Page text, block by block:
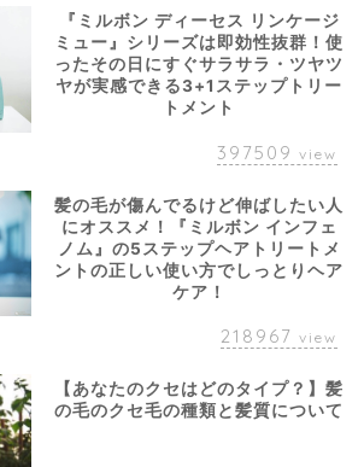
『ミルボン ディーセス リンケージ
ミュー』シリーズは即効性抜群！使
ったその日にすぐサラサラ・ツヤツ
ヤが実感できる3+1ステップトリー
トメント
397509 view
髪の毛が傷んでるけど伸ばしたい人
にオススメ！『ミルボン インフェ
ノム』の5ステップヘアトリートメ
ントの正しい使い方でしっとりヘア
ケア！
218967 view
【あなたのクセはどのタイプ？】髪
の毛のクセ毛の種類と髪質について